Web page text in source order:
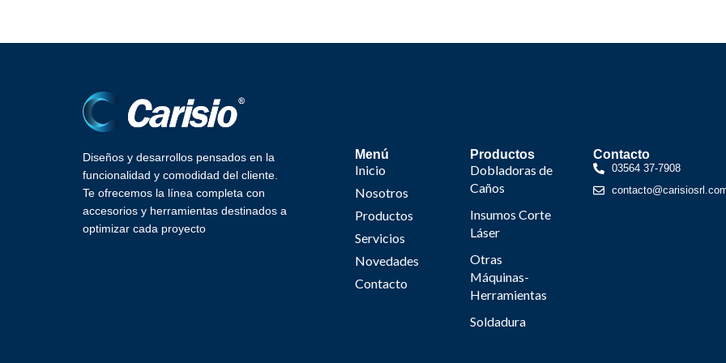
Diseños y desarrollos pensados en la
funcionalidad y comodidad del cliente.
Te ofrecemos la línea completa con
accesorios y herramientas destinados a
optimizar cada proyecto
Menú
Inicio
Nosotros
Productos
Servicios
Novedades
Contacto
Productos
Dobladoras de
Caños
Insumos Corte
Láser
Otras
Máquinas-
Herramientas
Soldadura
Contacto
03564 37-7908